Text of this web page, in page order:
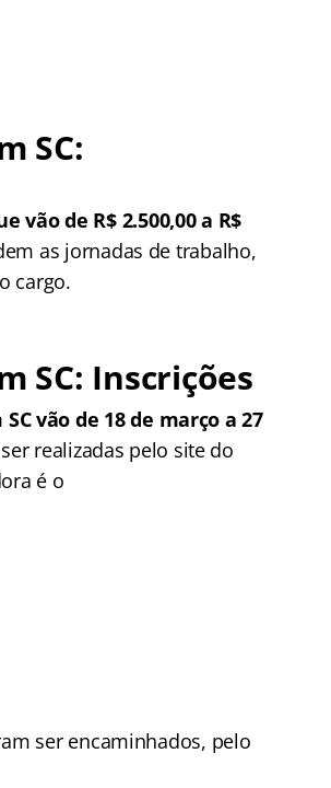
SC:
de R$ 2.500,00 a R$
as jornadas de trabalho,
cargo.
SC: Inscrições
vão de 18 de março a 27
realizadas pelo site do
é o
ser encaminhados, pelo